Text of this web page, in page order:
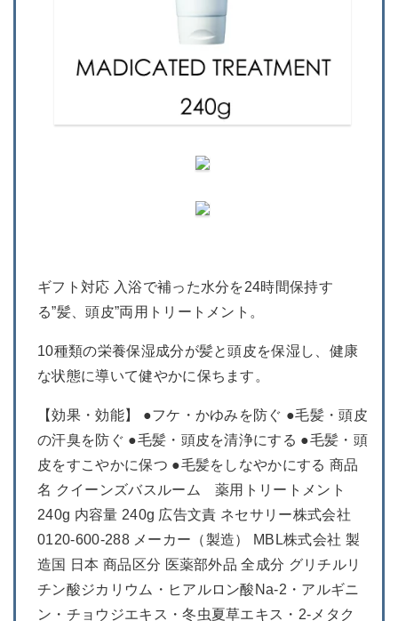
ギフト対応 入浴で補った水分を24時間保持す
る”髪、頭皮”両用トリートメント。
10種類の栄養保湿成分が髪と頭皮を保湿し、健康
な状態に導いて健やかに保ちます。
【効果・効能】 ●フケ・かゆみを防ぐ ●毛髪・頭皮
の汗臭を防ぐ ●毛髪・頭皮を清浄にする ●毛髪・頭
皮をすこやかに保つ ●毛髪をしなやかにする 商品
名 クイーンズバスルーム 薬用トリートメント
240g 内容量 240g 広告文責 ネセサリー株式会社
0120-600-288 メーカー（製造） MBL株式会社 製
造国 日本 商品区分 医薬部外品 全成分 グリチルリ
チン酸ジカリウム・ヒアルロン酸Na-2・アルギニ
ン・チョウジエキス・冬虫夏草エキス・2-メタク